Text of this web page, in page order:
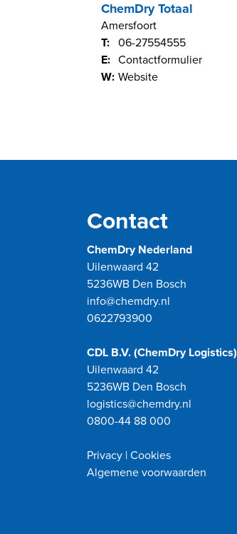
ChemDry Totaal
Amersfoort
T:
06-27554555
E: Contactformulier
W: Website
Contact
ChemDry Nederland
Uilenwaard 42
5236WB Den Bosch
info@chemdry.nl
0622793900
CDL B.V. (ChemDry Logistics)
Uilenwaard 42
5236WB Den Bosch
logistics@chemdry.nl
0800-44 88 000
Privacy| Cookies
Algemene voorwaarden